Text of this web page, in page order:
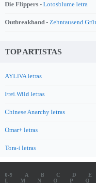
Die Flippers - Lotosblume letra
Outbreakband - Zehntausend
TOP ARTISTAS
AYLIVA letras
Frei.Wild letras
Chinese Anarchy letras
Omar+ letras
Tora-i letras
0-9 A B C D E
L
M N O P Q